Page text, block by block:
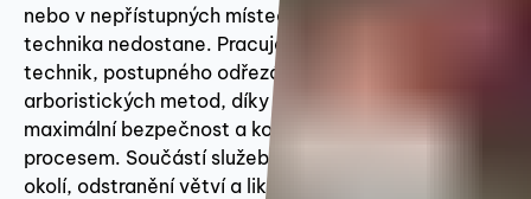
nebo v nepřístupných místech, kam se běžná
technika nedostane. Pracujeme pomocí výškových
technik, postupného odřezávání a moderních
arboristických metod, díky čemuž zajistíme
maximální bezpečnost a kontrolu nad celým
procesem. Součástí služeb jsou i drobné úpravy
okolí, odstranění větví a likvidace dřevní hmoty.